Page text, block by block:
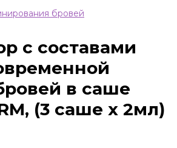
бровей
с составами
в саше
(3 саше x 2мл)